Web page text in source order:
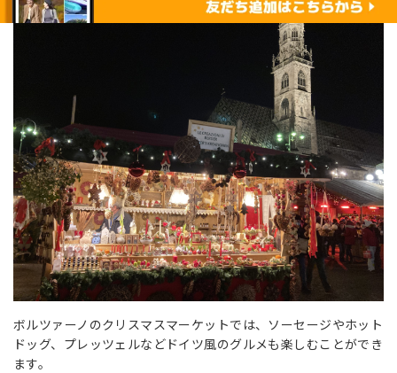
ボルツァーノのクリスマスマーケットでは、ソーセージやホット
ドッグ、プレッツェルなどドイツ風のグルメも楽しむことができ
ます。